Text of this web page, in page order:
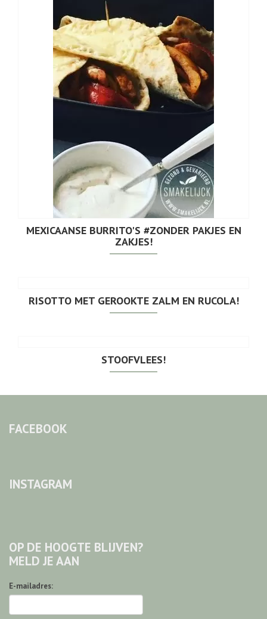
MEXICAANSE BURRITO'S #ZONDER PAKJES EN
ZAKJES!
RISOTTO MET GEROOKTE ZALM EN RUCOLA!
STOOFVLEES!
FACEBOOK
INSTAGRAM
OP DE HOOGTE BLIJVEN?
MELD JE AAN
E-mailadres: